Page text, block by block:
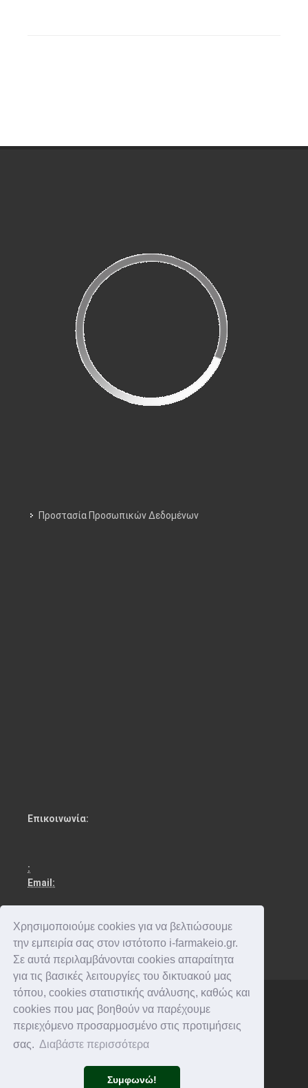
Χρησιμοποιούμε cookies για να βελτιώσουμε
την εμπειρία σας στον ιστότοπο i-farmakeio.gr.
Σε αυτά περιλαμβάνονται cookies απαραίτητα
για τις βασικές λειτουργίες του δικτυακού μας
τόπου, cookies στατιστικής ανάλυσης, καθώς και
cookies που μας βοηθούν να παρέχουμε
περιεχόμενο προσαρμοσμένο στις προτιμήσεις
σας. Διαβάστε περισσότερα
Συμφωνώ!
Προστασία Προσωπικών Δεδομένων
Επικοινωνία:
:
Email:
Copyright © 2016-2026 . All rights reserved.